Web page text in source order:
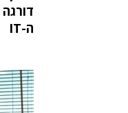
ה-IT